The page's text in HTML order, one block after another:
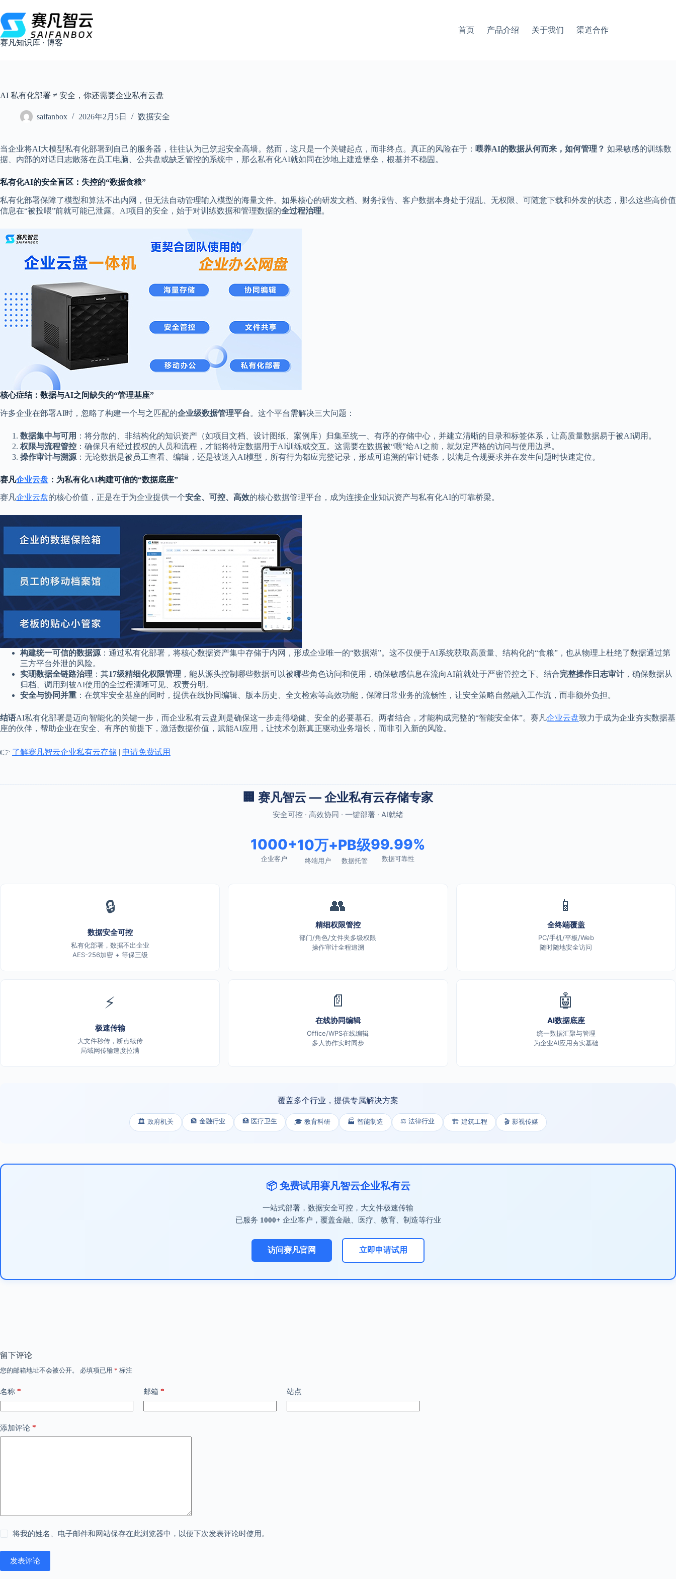
过
内
容
赛凡知识库 · 博客
首页 产品介绍 关于我们 渠道合作
AI 私有化部署 ≠ 安全，你还需要企业私有云盘
saifanbox 2026年2月5日 数据安全
当企业将AI大模型私有化部署到自己的服务器，往往认为已筑起安全高墙。然而，这只是一个关键起点，而非终点。真正的风险在于： 喂养AI的数据从何而来，如何管理？ 如果敏感的训练数
据、内部的对话日志散落在员工电脑、公共盘或缺乏管控的系统中，那么私有化AI就如同在沙地上建造堡垒，根基并不稳固。
私有化AI的安全盲区：失控的“数据食粮”
私有化部署保障了模型和算法不出内网，但无法自动管理输入模型的海量文件。如果核心的研发文档、财务报告、客户数据本身处于混乱、无权限、可随意下载和外发的状态，那么这些高价值
信息在“被投喂”前就可能已泄露。AI项目的安全，始于对训练数据和管理数据的全过程治理。
核心症结：数据与AI之间缺失的“管理基座”
许多企业在部署AI时，忽略了构建一个与之匹配的企业级数据管理平台。这个平台需解决三大问题：
数据集中与可用 ：将分散的、非结构化的知识资产（如项目文档、设计图纸、案例库）归集至统一、有序的存储中心，并建立清晰的目录和标签体系，让高质量数据易于被AI调用。
权限与流程管控 ：确保只有经过授权的人员和流程，才能将特定数据用于AI训练或交互。这需要在数据被“喂”给AI之前，就划定严格的访问与使用边界。
操作审计与溯源 ：无论数据是被员工查看、编辑，还是被送入AI模型，所有行为都应完整记录，形成可追溯的审计链条，以满足合规要求并在发生问题时快速定位。
赛凡企业云盘 ：为私有化AI构建可信的“数据底座”
赛凡企业云盘的核心价值，正是在于为企业提供一个安全、可控、高效的核心数据管理平台，成为连接企业知识资产与私有化AI的可靠桥梁。
构建统一可信的数据源 ：通过私有化部署，将核心数据资产集中存储于内网，形成企业唯一的“数据湖”。这不仅便于AI系统获取高质量、结构化的“食粮”，也从物理上杜绝了数据通过第
三方平台外泄的风险。
实现数据全链路治理 ：其17级精细化权限管理 ，能从源头控制哪些数据可以被哪些角色访问和使用，确保敏感信息在流向AI前就处于严密管控之下。结合完整操作日志审计，确保数据从
归档、调用到被AI使用的全过程清晰可见、权责分明。
安全与协同并重 ：在筑牢安全基座的同时，提供在线协同编辑、版本历史、全文检索等高效功能，保障日常业务的流畅性，让安全策略自然融入工作流，而非额外负担。
结语AI私有化部署是迈向智能化的关键一步，而企业私有云盘则是确保这一步走得稳健、安全的必要基石。两者结合，才能构成完整的“智能安全体”。赛凡企业云盘致力于成为企业夯实数据基
座的伙伴，帮助企业在安全、有序的前提下，激活数据价值，赋能AI应用，让技术创新真正驱动业务增长，而非引入新的风险。
👉 了解赛凡智云企业私有云存储 | 申请免费试用
🏢 赛凡智云 — 企业私有云存储专家
安全可控 · 高效协同 · 一键部署 · AI就绪
1000+
企业客户
10万+
终端用户
PB级
数据托管
99.99%
数据可靠性
🔒
数据安全可控
私有化部署，数据不出企业
AES-256加密 + 等保三级
👥
精细权限管控
部门/角色/文件夹多级权限
操作审计全程追溯
📱
全终端覆盖
PC/手机/平板/Web
随时随地安全访问
⚡
极速传输
大文件秒传，断点续传
局域网传输速度拉满
📄
在线协同编辑
Office/WPS在线编辑
多人协作实时同步
🤖
AI数据底座
统一数据汇聚与管理
为企业AI应用夯实基础
覆盖多个行业，提供专属解决方案
🏛️ 政府机关 🏦 金融行业 🏥 医疗卫生 🎓 教育科研 🏭 智能制造 ⚖️ 法律行业 🏗️ 建筑工程 🎬 影视传媒
📦 免费试用赛凡智云企业私有云
一站式部署，数据安全可控，大文件极速传输
已服务 1000+ 企业客户，覆盖金融、医疗、教育、制造等行业
访问赛凡官网 立即申请试用
留下评论
您的邮箱地址不会被公开。 必填项已用 * 标注
名称 * 邮箱 * 站点
添加评论 *
将我的姓名、电子邮件和网站保存在此浏览器中，以便下次发表评论时使用。
发表评论